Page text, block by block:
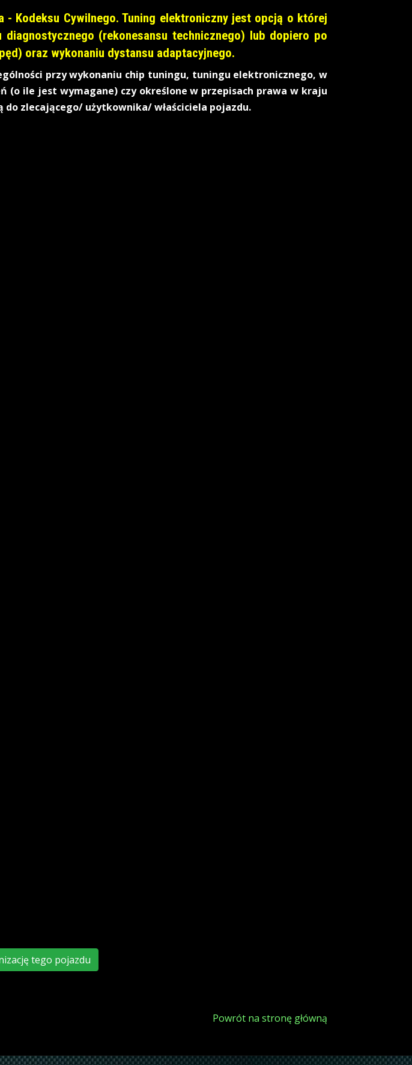
Kodeksu Cywilnego. Tuning elektroniczny jest opcją o której
(rekonesansu technicznego) lub dopiero po
oraz wykonaniu dystansu adaptacyjnego.
przy wykonaniu chip tuningu, tuningu elektronicznego, w
(o ile jest wymagane) czy określone w przepisach prawa w kraju
zlecającego/ użytkownika/ właściciela pojazdu.
tego pojazdu
Powrót na stronę główną